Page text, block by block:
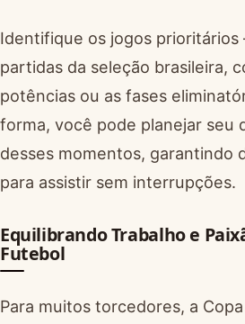
Identifique os jogos prioritários
partidas da seleção brasileira,
potências ou as fases
forma, você pode planejar seu
desses momentos, garantindo
para assistir sem interrupções.
Equilibrando Trabalho e
Futebol
Para muitos torcedores, a